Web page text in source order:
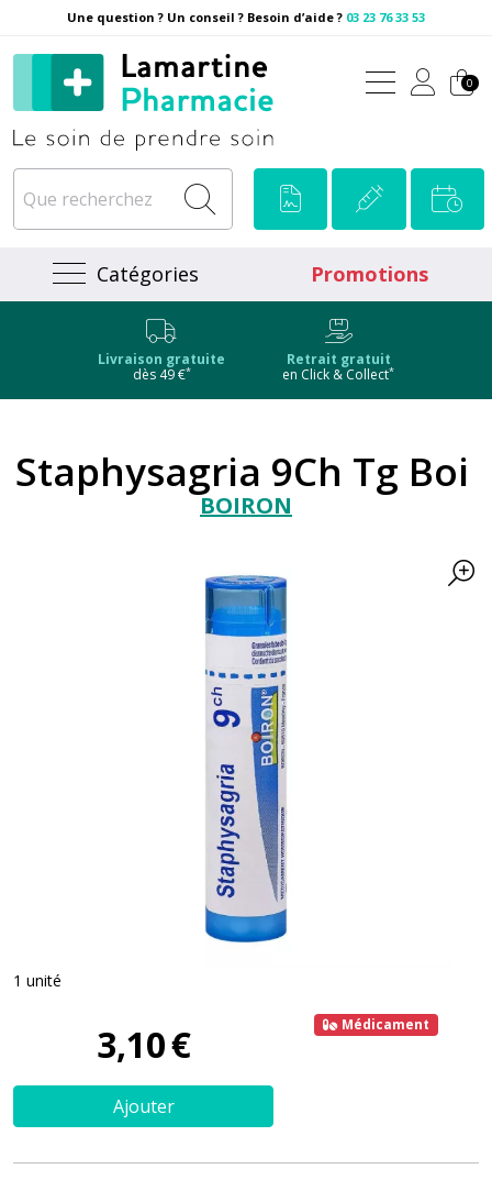
Une question ? Un conseil ? Besoin d’aide ? 03 23 76 33 53
Pharmacie Lamartine
0
Catégories Promotions
Livraison gratuite
dès 49 €*
Retrait gratuit
en Click & Collect*
Staphysagria 9Ch Tg Boi
BOIRON
1 unité
3,10€
Ajouter
Médicament